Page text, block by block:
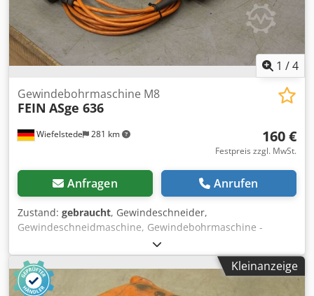
1 /4
Wiefelstede 281 km
Gewindebohrmaschine M8
FEIN ASge 636
160 €
Festpreis zzgl. MwSt.
Anfragen Anrufen
Zustand: gebraucht, Gewindeschneider,
Gewindeschneidmaschine, Gewindebohrmaschine -
Nennaufnahme: 280 Watt -max. Schneidleistung: M8 -
Anschluss: 220 Volt Dkedpfx Ajd R Nfqekpor -
Abmessungen: 290/200/H60 mm -Gewicht: 2,1 kgKleinanzeige